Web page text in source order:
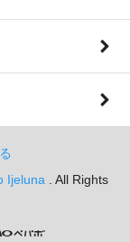
Ijeluna . All Rights